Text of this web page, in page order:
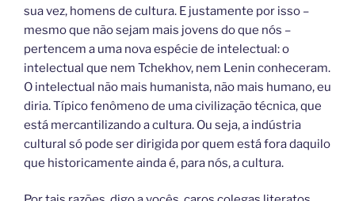
sua vez, homens de cultura. E justamente por isso –
mesmo que não sejam mais jovens do que nós –
pertencem a uma nova espécie de intelectual: o
intelectual que nem Tchekhov, nem Lenin conheceram.
O intelectual não mais humanista, não mais humano, eu
diria. Típico fenômeno de uma civilização técnica, que
está mercantilizando a cultura. Ou seja, a indústria
cultural só pode ser dirigida por quem está fora daquilo
que historicamente ainda é, para nós, a cultura.